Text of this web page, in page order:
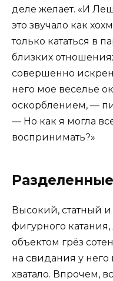
деле желает. «И
это звучало как
только кататься в
близких
совершенно
него мое веселье
оскорблением, —
— Но как я могла
воспринимать?»
Высокий, статный
фигурного
объектом грёз
на свидания у него
хватало. Впрочем,